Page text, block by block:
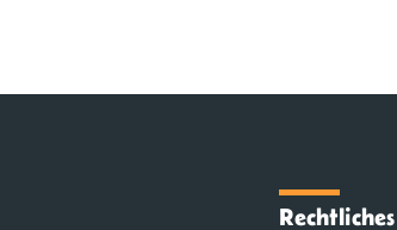
Rechtliches